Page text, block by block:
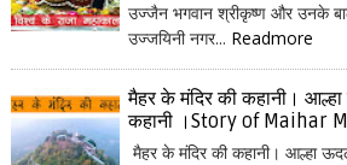
उज्जैन भगवान श्रीकृष्ण और उनके
उज्जयिनी नगर... Readmore
मैहर के मंदिर की कहानी।
कहानी ।Story of Maihar
मैहर के मंदिर की कहानी। आल्हा